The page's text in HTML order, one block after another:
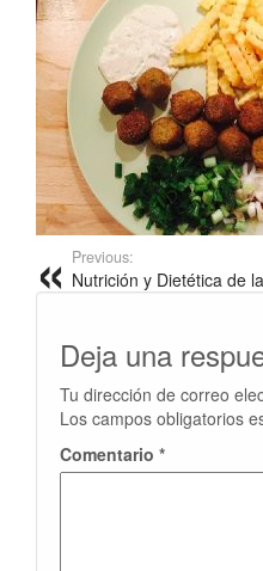
Previous:
Nutrición y Dietética de
Deja una
Tu dirección de correo
Los campos obligatorios
Comentario *